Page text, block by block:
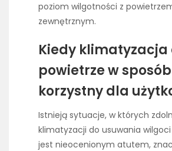
poziom wilgotności z
zewnętrznym.
Kiedy klimatyzacja
powietrze w sposób
korzystny dla
Istnieją sytuacje, w których
klimatyzacji do usuwania
jest nieocenionym atutem,